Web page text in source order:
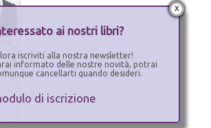
x
ai nostri libri?
iscriviti alla nostra newsletter!
informato delle nostre novità, potrai
cancellarti quando desideri.
di iscrizione